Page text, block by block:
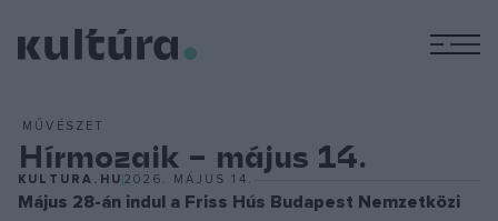
MŰVÉSZET
Hírmozaik – május 14.
KULTURA.HU 2026. MÁJUS 14.
Május 28-án indul a Friss Hús Budapest Nemzetközi